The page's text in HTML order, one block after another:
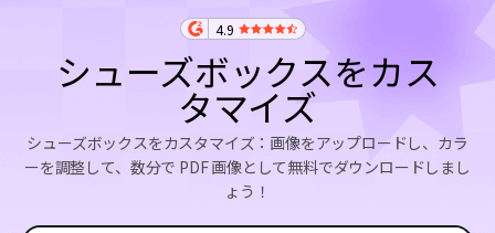
4.9
シューズボックスをカス
タマイズ
シューズボックスをカスタマイズ：画像をアップロードし、カラ
ーを調整して、数分で PDF 画像として無料でダウンロードしまし
ょう！